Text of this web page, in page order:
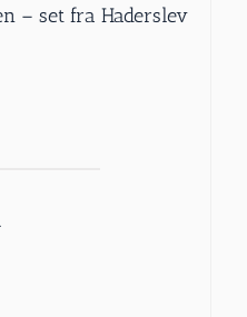
– set fra Haderslev